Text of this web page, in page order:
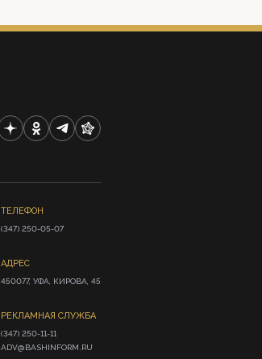
ТЕЛЕФОН
(347) 250-05-07
АДРЕС
450077, УФА, КИРОВА, 45
РЕКЛАМНАЯ СЛУЖБА
(347) 250-11-11
ADV@BASHINFORM.RU